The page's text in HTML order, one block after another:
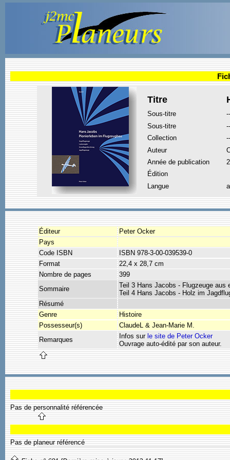
Titre
Sous-titre
--
Sous-titre
--
Collection
--
Auteur
Année de publication
Édition
Langue
Éditeur
Peter Ocker
Pays
Code ISBN
ISBN 978-3-00-039539-0
Format
22,4 x 28,7 cm
Nombre de pages
399
Sommaire
Teil 3 Hans Jacobs - Flugzeuge aus
Teil 4 Hans Jacobs - Holz im
Résumé
Genre
Histoire
Possesseur(s)
ClaudeL & Jean-Marie M.
Remarques
Infos sur le site de Peter Ocker
Ouvrage auto-édité par son auteur.
Pas de personnalité référencée
Pas de planeur référencé